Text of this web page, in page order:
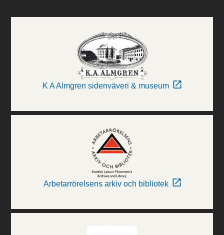
K A Almgren sidenväveri & museum
Arbetarrörelsens arkiv och bibliotek